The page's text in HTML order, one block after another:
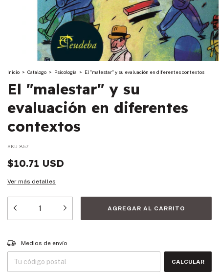
Inicio > Catalogo > Psicología > El "malestar" y su evaluación en diferentes contextos
El "malestar" y su
evaluación en diferentes
contextos
SKU: 857
$10.71 USD
Ver más detalles
Entregas para el CP:
Medios de envío
CALCULAR